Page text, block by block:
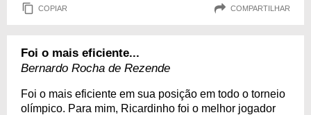
COPIAR COMPARTILHAR
Foi o mais eficiente...
Bernardo Rocha de Rezende
Foi o mais eficiente em sua posição em todo o torneio
olímpico. Para mim, Ricardinho foi o melhor jogador